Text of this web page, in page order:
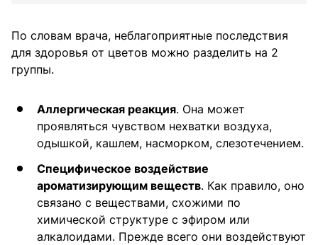
По словам врача, неблагоприятные последствия
для здоровья от цветов можно разделить на 2
группы.
Аллергическая реакция. Она может
проявляться чувством нехватки воздуха,
одышкой, кашлем, насморком, слезотечением.
Специфическое воздействие
ароматизирующим веществ. Как правило, оно
связано с веществами, схожими по
химической структуре с эфиром или
алкалоидами. Прежде всего они воздействуют